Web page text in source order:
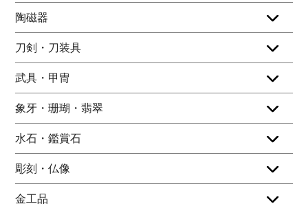
陶磁器
刀剣・刀装具
武具・甲冑
象牙・珊瑚・翡翠
水石・鑑賞石
彫刻・仏像
金工品